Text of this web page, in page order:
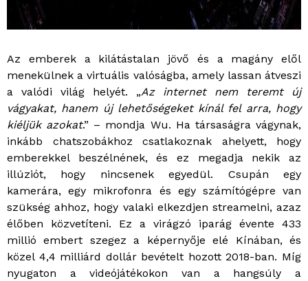
Az emberek a kilátástalan jövő és a magány elől
menekülnek a virtuális valóságba, amely lassan átveszi
a valódi világ helyét. „Az internet nem teremt új
vágyakat, hanem új lehetőségeket kínál fel arra, hogy
kiéljük azokat.” – mondja Wu. Ha társaságra vágynak,
inkább chatszobákhoz csatlakoznak ahelyett, hogy
emberekkel beszélnének, és ez megadja nekik az
illúziót, hogy nincsenek egyedül. Csupán egy
kamerára, egy mikrofonra és egy számítógépre van
szükség ahhoz, hogy valaki elkezdjen streamelni, azaz
élőben közvetíteni. Ez a virágzó iparág évente 433
millió embert szegez a képernyője elé Kínában, és
közel 4,4 milliárd dollár bevételt hozott 2018-ban. Míg
nyugaton a videójátékokon van a hangsúly a